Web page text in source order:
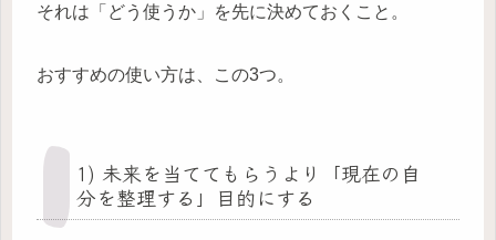
それは「どう使うか」を先に決めておくこと。
おすすめの使い方は、この3つ。
1) 未来を当ててもらうより「現在の自
分を整理する」目的にする